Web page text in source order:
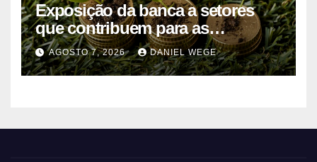
Exposição da banca a setores
que contribuem para as
alterações climáticas mantém-se
nos 62%
AGOSTO 7, 2026 DANIEL WEGE